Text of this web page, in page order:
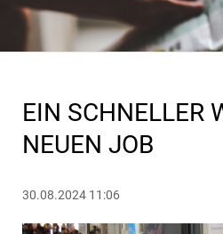
EIN SCHNELLER
NEUEN JOB
30.08.2024 11:06